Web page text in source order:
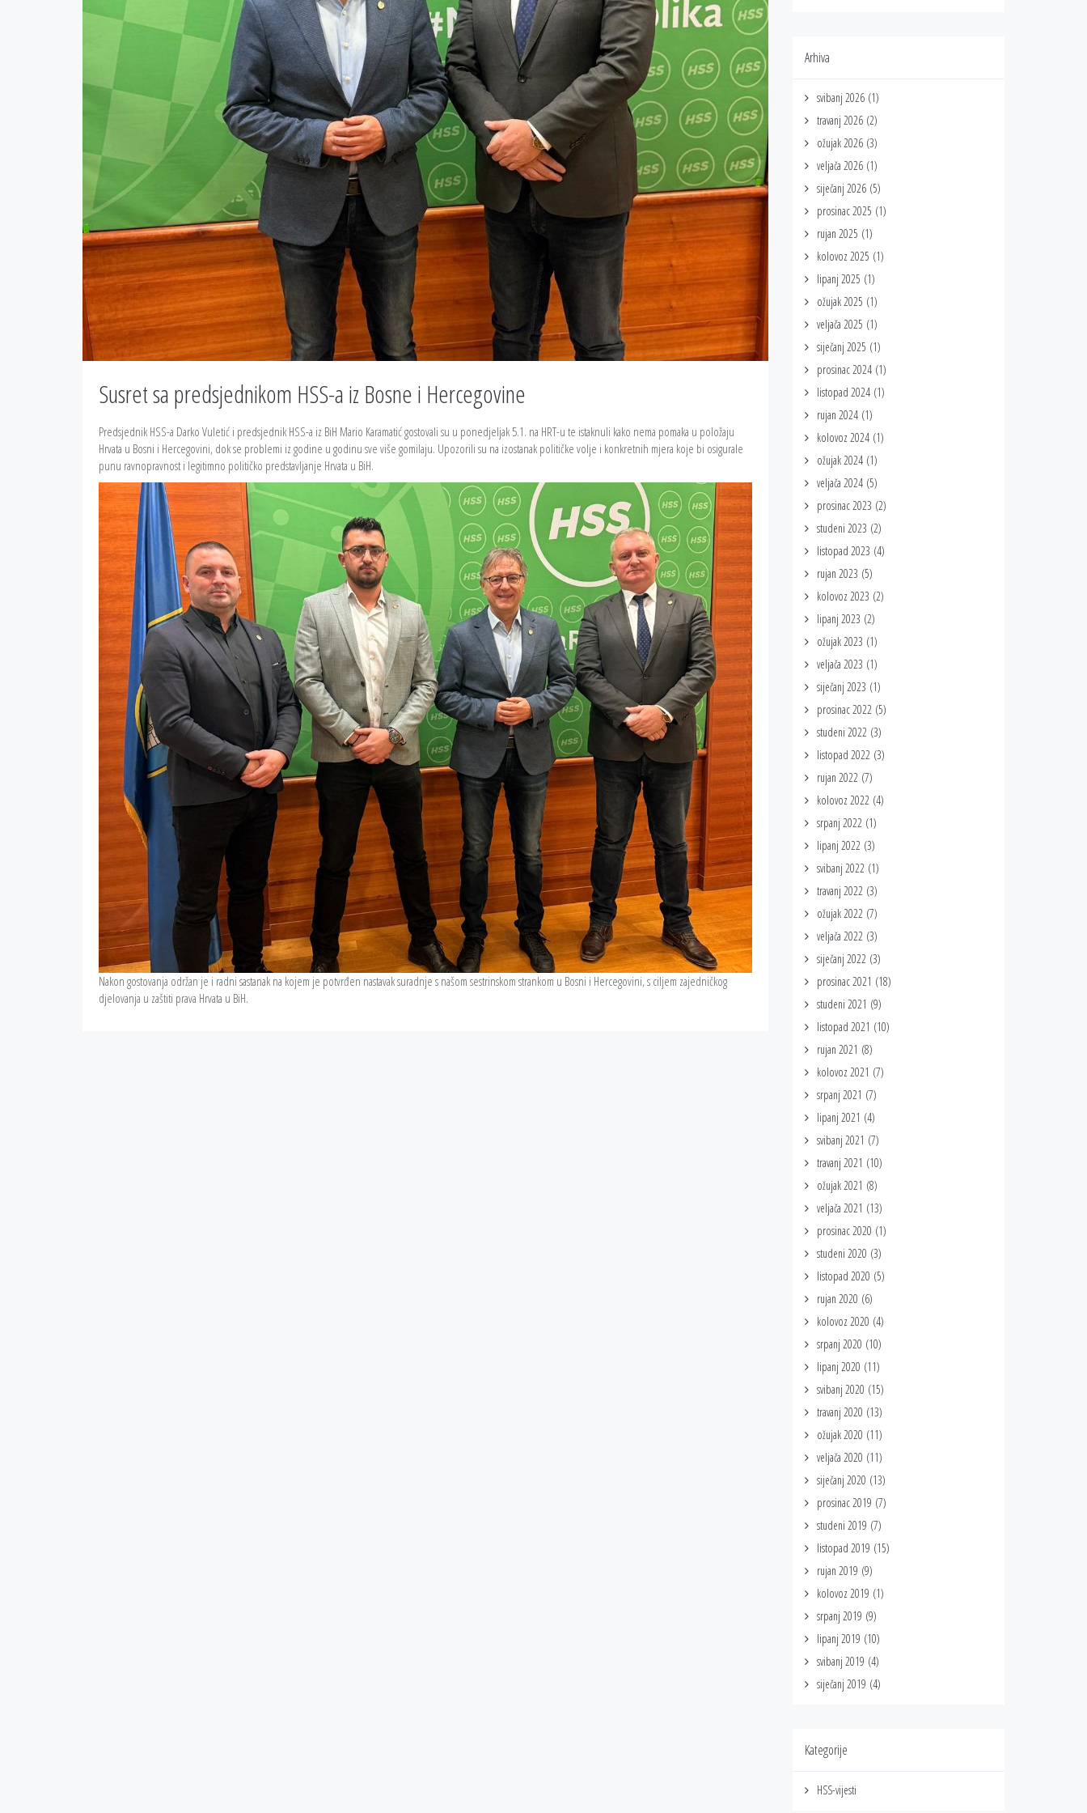
Susret sa predsjednikom HSS-a iz Bosne i Hercegovine
Predsjednik HSS-a Darko Vuletić i predsjednik HSS-a iz BiH Mario Karamatić gostovali su u ponedjeljak 5.1. na HRT-u te istaknuli kako nema pomaka u položaju
Hrvata u Bosni i Hercegovini, dok se problemi iz godine u godinu sve više gomilaju. Upozorili su na izostanak političke volje i konkretnih mjera koje bi osigurale
punu ravnopravnost i legitimno političko predstavljanje Hrvata u BiH.
Nakon gostovanja održan je i radni sastanak na kojem je potvrđen nastavak suradnje s našom sestrinskom strankom u Bosni i Hercegovini, s ciljem zajedničkog
djelovanja u zaštiti prava Hrvata u BiH.
Arhiva
svibanj 2026(1)
travanj 2026(2)
ožujak 2026(3)
veljača 2026(1)
siječanj 2026(5)
prosinac 2025 (1)
rujan 2025 (1)
kolovoz 2025 (1)
lipanj 2025 (1)
ožujak 2025 (1)
veljača 2025 (1)
siječanj 2025 (1)
prosinac 2024(1)
listopad 2024(1)
rujan 2024(1)
kolovoz 2024(1)
ožujak 2024(1)
veljača 2024(5)
prosinac 2023 (2)
studeni 2023 (2)
listopad 2023 (4)
rujan 2023 (5)
kolovoz 2023 (2)
lipanj 2023 (2)
ožujak 2023 (1)
veljača 2023 (1)
siječanj 2023 (1)
prosinac 2022 (5)
studeni 2022 (3)
listopad 2022 (3)
rujan 2022 (7)
kolovoz 2022 (4)
srpanj 2022 (1)
lipanj 2022 (3)
svibanj 2022 (1)
travanj 2022 (3)
ožujak 2022 (7)
veljača 2022 (3)
siječanj 2022 (3)
prosinac 2021 (18)
studeni 2021 (9)
listopad 2021 (10)
rujan 2021 (8)
kolovoz 2021 (7)
srpanj 2021 (7)
lipanj 2021 (4)
svibanj 2021 (7)
travanj 2021 (10)
ožujak 2021 (8)
veljača 2021 (13)
prosinac 2020 (1)
studeni 2020 (3)
listopad 2020 (5)
rujan 2020 (6)
kolovoz 2020 (4)
srpanj 2020 (10)
lipanj 2020 (11)
svibanj 2020 (15)
travanj 2020 (13)
ožujak 2020 (11)
veljača 2020 (11)
siječanj 2020 (13)
prosinac 2019 (7)
studeni 2019 (7)
listopad 2019 (15)
rujan 2019 (9)
kolovoz 2019 (1)
srpanj 2019 (9)
lipanj 2019 (10)
svibanj 2019 (4)
siječanj 2019 (4)
Kategorije
HSS-vijesti